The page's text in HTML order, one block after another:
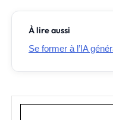
À lire aussi
Se former à l’IA